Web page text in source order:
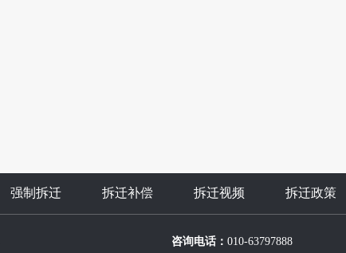
强制拆迁 拆迁补偿 拆迁视频 拆迁政策
咨询电话： 010-63797888